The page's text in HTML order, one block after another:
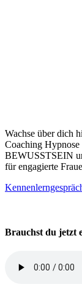
Wachse über dich
Coaching
BEWUSSTSEIN
für engagierte
Brauchst du jetzt